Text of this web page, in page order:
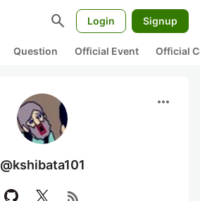
search Login Signup
Question Official Event Official
more_horiz
@kshibata101
rss_feed